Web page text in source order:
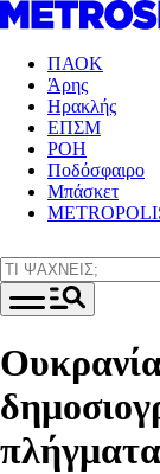
ΠΑΟΚ
Άρης
Ηρακλής
ΕΠΣΜ
ΡΟΗ
Ποδόσφαιρο
Μπάσκετ